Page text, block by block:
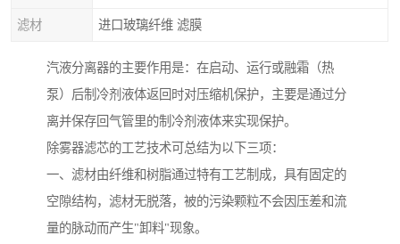
滤材 进口玻璃纤维 滤膜
汽液分离器的主要作用是：在启动、运行或融霜（热
泵）后制冷剂液体返回时对压缩机保护，主要是通过分
离并保存回气管里的制冷剂液体来实现保护。
除雾器滤芯的工艺技术可总结为以下三项：
一、滤材由纤维和树脂通过特有工艺制成，具有固定的
空隙结构，滤材无脱落，被的污染颗粒不会因压差和流
量的脉动而产生"卸料"现象。